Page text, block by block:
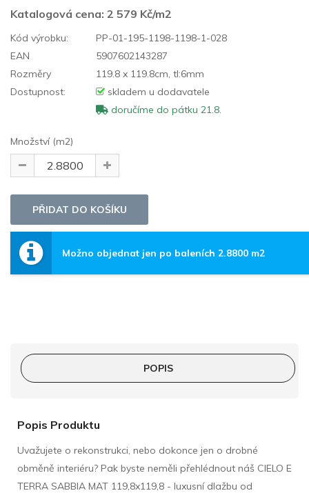
Katalogová cena: 2 579 Kč/m2
Kód výrobku:
PP-01-195-1198-1198-1-028
EAN
5907602143287
Rozměry
119.8 x 119.8cm, tl:6mm
Dostupnost:
skladem u dodavatele
doručíme do pátku 21.8.
Množství (m2)
Možno objednat jen po baleních 2.8800 m2
POPIS
Popis Produktu
Uvažujete o rekonstrukci, nebo dokonce jen o drobné
obměně interiéru? Pak byste neměli přehlédnout náš CIELO E
TERRA SABBIA MAT 119,8x119,8 - luxusní dlažbu od